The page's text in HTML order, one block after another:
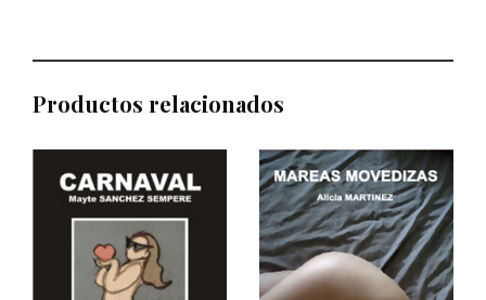
Productos relacionados